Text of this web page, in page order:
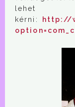
lehet
kérni:
http://